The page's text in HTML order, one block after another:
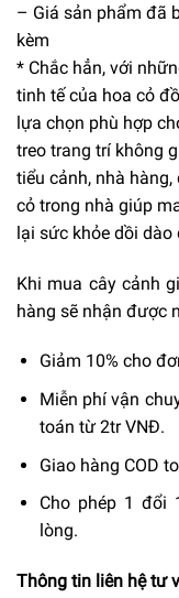
– Giá sản phẩm đã
kèm
* Chắc hẳn, với
tinh tế của hoa cỏ
lựa chọn phù hợp
treo trang tríkhông
tiểu cảnh, nhà
cỏ trong nhà giúp
lại sức khỏe dồi dào
Khi mua cây cảnh
hàng sẽ nhận được
Giảm 10% cho
Miễn phí vận
toán từ 2tr VNĐ.
Giao hàng COD
Cho phép 1 đổi
lòng.
Thông tin liên hệ tư